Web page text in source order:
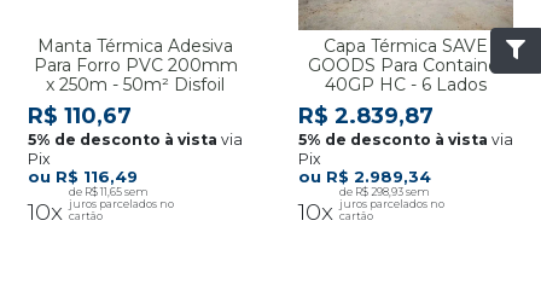
Manta Térmica Adesiva
Para Forro PVC 200mm
x 250m - 50m² Disfoil
R$ 116,49
10x
R$ 11,65
R$ 110,67
via
Pix
Capa Térmica SAVE
GOODS Para Container
40GP HC - 6 Lados
R$ 2.989,34
10x
R$ 298,93
R$ 2.839,87
via
Pix